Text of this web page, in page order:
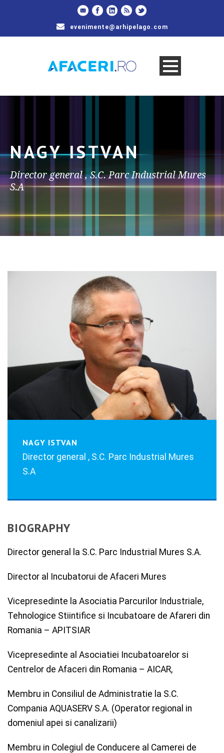
evenimente@arhipelago.com
NAGY ISTVAN
Director general , S.C. Parc Industrial Mures
S.A
NAGY ISTVAN
Director general , S.C. Parc Industrial Mures
S.A
BIOGRAPHY
Director general la S.C. Parc Industrial Mures S.A.
Director al Incubatorui de Afaceri Mures
Vicepresedinte la Asociatia Parcurilor Industriale,
Tehnologice Stiintifice si Incubatoare de Afareri din
Romania – APITSIAR
Vicepresedinte al Asociatiei Incubatoarelor si
Centrelor de Afaceri din Romania – AICAR,
Membru in Consiliul de Administratie la S.C.
Compania AQUASERV S.A. (Operator regional in
domeniul apei si canalizarii)
Membru in Colegiul de Conducere al Camerei de